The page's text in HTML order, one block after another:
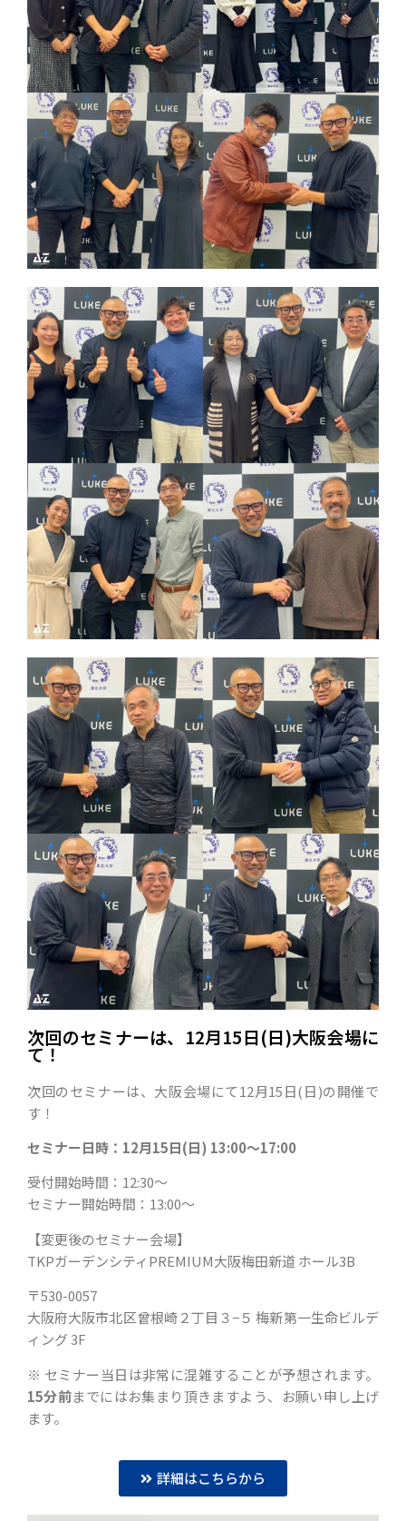
次回のセミナーは、12月15日(日)大阪会場に
て！
次回のセミナーは、大阪会場にて12月15日(日)の開催で
す！
セミナー日時：12月15日(日) 13:00〜17:00
受付開始時間：12:30〜
セミナー開始時間：13:00〜
【変更後のセミナー会場】
TKPガーデンシティPREMIUM大阪梅田新道 ホール3B
〒530-0057
大阪府大阪市北区曾根崎２丁目３−５ 梅新第一生命ビルデ
ィング 3F
※ セミナー当日は非常に混雑することが予想されます。
15分前までにはお集まり頂きますよう、お願い申し上げ
ます。
詳細はこちらから